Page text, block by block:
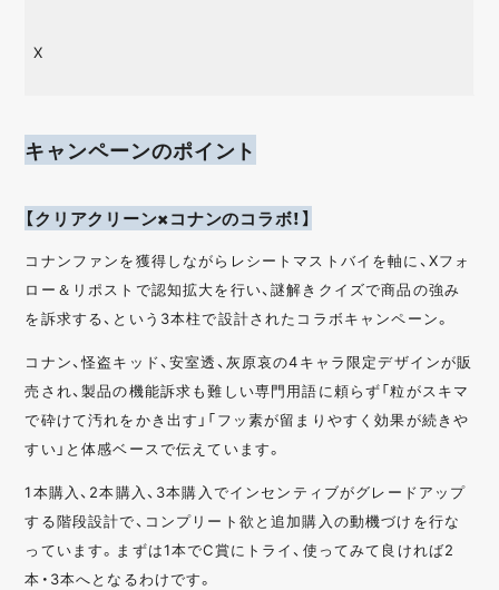
X
キャンペーンのポイント
【クリアクリーン×コナンのコラボ！】
コナンファンを獲得しながらレシートマストバイを軸に、Xフォ
ロー＆リポストで認知拡大を行い、謎解きクイズで商品の強み
を訴求する、という3本柱で設計されたコラボキャンペーン。
コナン、怪盗キッド、安室透、灰原哀の4キャラ限定デザインが販
売され、製品の機能訴求も難しい専門用語に頼らず「粒がスキマ
で砕けて汚れをかき出す」「フッ素が留まりやすく効果が続きや
すい」と体感ベースで伝えています。
1本購入、2本購入、3本購入でインセンティブがグレードアップ
する階段設計で、コンプリート欲と追加購入の動機づけを行な
っています。まずは1本でC賞にトライ、使ってみて良ければ2
本・3本へとなるわけです。